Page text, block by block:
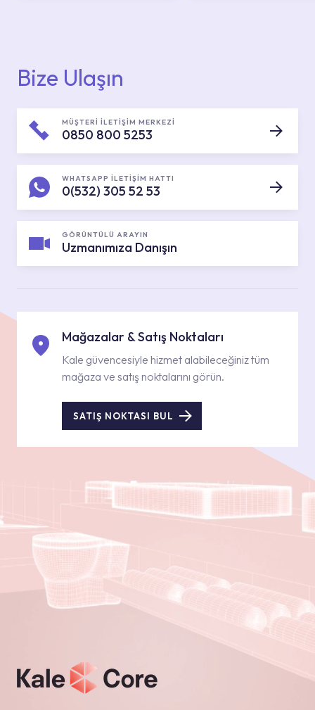
Bize Ulaşın
MÜŞTERİ İLETİŞİM MERKEZİ
0850 800 5253
WHATSAPP İLETİŞİM HATTI
0(532) 305 52 53
GÖRÜNTÜLÜ ARAYIN
Uzmanımıza Danışın
Mağazalar & Satış Noktaları
Kale güvencesiyle hizmet alabileceğiniz tüm
mağaza ve satış noktalarını görün.
SATIŞ NOKTASI BUL